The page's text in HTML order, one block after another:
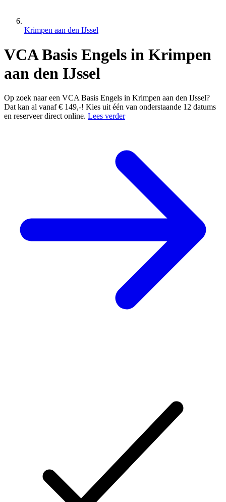
Krimpen aan den IJssel
VCA Basis Engels in Krimpen
aan den IJssel
Op zoek naar een VCA Basis Engels in Krimpen aan den IJssel?
Dat kan al vanaf € 149,-! Kies uit één van onderstaande 12 datums
en reserveer direct online. Lees verder